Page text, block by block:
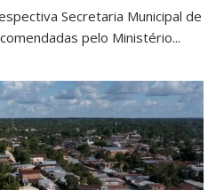
Secretaria Municipal de
pelo Ministério...